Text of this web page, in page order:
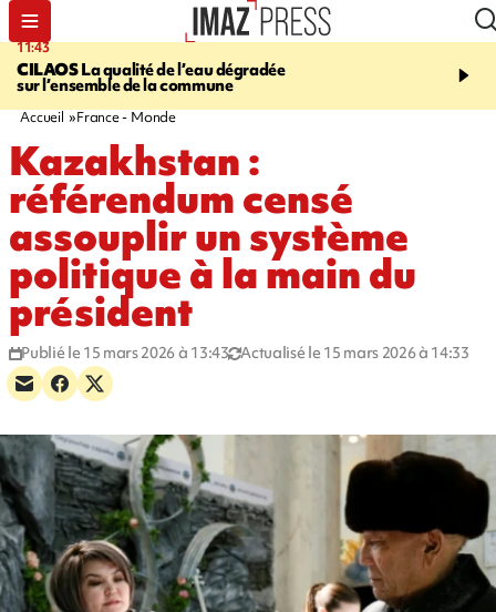
11:43
CILAOSLa qualité de l’eau dégradée
sur l’ensemble de la commune
12:20
Un
grands-parents puis
Accueil France - Monde
Kazakhstan :
référendum censé
assouplir un système
politique à la main du
président
Publié le 15 mars 2026 à 13:43 Actualisé le 15 mars 2026 à 14:33